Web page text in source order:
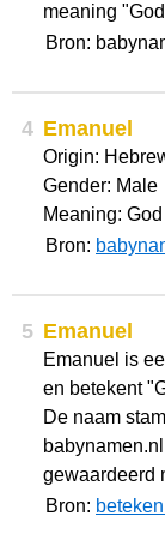
meaning
Bron:
4 Emanuel
Origin:
Gender: Male
Meaning:
Bron:
5 Emanuel
Emanuel is
en betekent
De naam
gewaardeerd
Bron: